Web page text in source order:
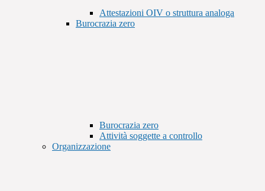
Attestazioni OIV o struttura analoga
Burocrazia zero
Burocrazia zero
Attività soggette a controllo
Organizzazione